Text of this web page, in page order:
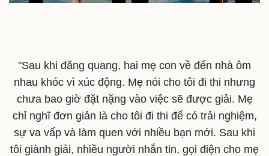
"Sau khi đăng quang, hai mẹ con về đến nhà ôm
nhau khóc vì xúc động. Mẹ nói cho tôi đi thi nhưng
chưa bao giờ đặt nặng vào việc sẽ được giải. Mẹ
chỉ nghĩ đơn giản là cho tôi đi thi để có trải nghiệm,
sự va vấp và làm quen với nhiều bạn mới. Sau khi
tôi giành giải, nhiều người nhắn tin, gọi điện cho mẹ